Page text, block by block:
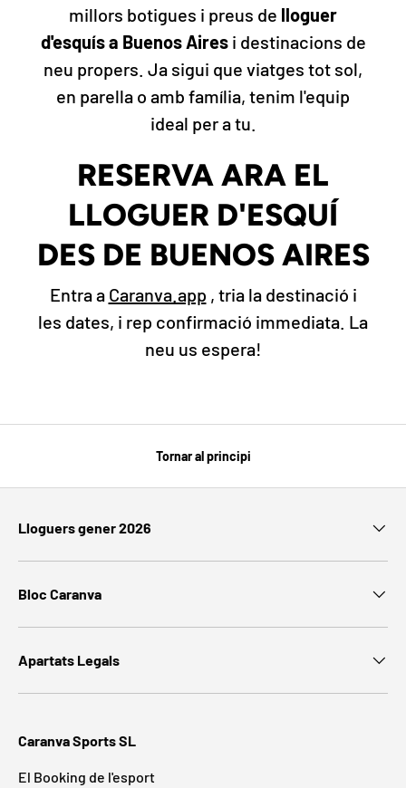
millors botigues i preus de lloguer
d'esquís a Buenos Airesi destinacions de
neu propers. Ja sigui que viatges tot sol,
en parella o amb família, tenim l'equip
ideal per a tu.
RESERVA ARA EL
LLOGUER D'ESQUÍ
DES DE BUENOS AIRES
Entra a Caranva.app , tria la destinació i
les dates, i rep confirmació immediata. La
neu us espera!
Tornar al principi
Lloguers gener 2026
Bloc Caranva
Apartats Legals
Caranva Sports SL
El Booking de l'esport